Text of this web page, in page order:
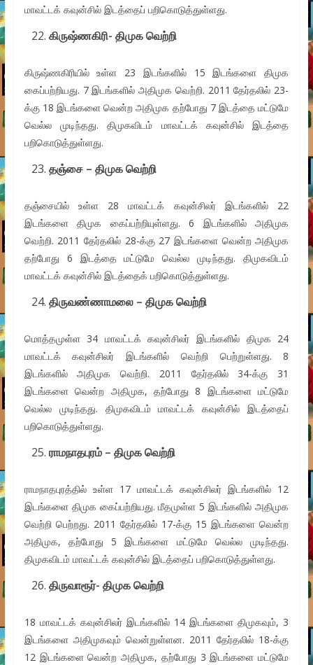
மாவட்டக் கவுன்சில் இடத்தைப் பறிகொடுத்துள்ளது.
கிருஷ்ணகிரி- திமுக வெற்றி
கிருஷ்ணகிரியில் உள்ள 23 இடங்களில் 15 இடங்களை திமுக
கைப்பற்றியது. 7 இடங்களில் அதிமுக வெற்றி. 2011 தேர்தலில் 23-
க்கு 18 இடங்களை வென்ற அதிமுக தற்போது 7 இடத்தை மட்டுமே
வெல்ல முடிந்தது. திமுகவிடம் மாவட்டக் கவுன்சில் இடத்தை
பறிகொடுத்துள்ளது.
தஞ்சை – திமுக வெற்றி
தஞ்சையில் உள்ள 28 மாவட்டக் கவுன்சிலர் இடங்களில் 22
இடங்களை திமுக கைப்பற்றியுள்ளது. 6 இடங்களில் அதிமுக
வெற்றி. 2011 தேர்தலில் 28-க்கு 27 இடங்களை வென்ற அதிமுக
தற்போது 6 இடத்தை மட்டுமே வெல்ல முடிந்தது. திமுகவிடம்
மாவட்டக் கவுன்சில் இடத்தைக் பறிகொடுத்துள்ளது.
திருவண்ணாமலை – திமுக வெற்றி
மொத்தமுள்ள 34 மாவட்டக் கவுன்சிலர் இடங்களில் திமுக 24
மாவட்டக் கவுன்சிலர் இடங்களில் வெற்றி பெற்றுள்ளது. 8
இடங்களில் அதிமுக வெற்றி. 2011 தேர்தலில் 34-க்கு 31
இடங்களை வென்ற அதிமுக, தற்போது 8 இடங்களை மட்டுமே
வெல்ல முடிந்தது. திமுகவிடம் மாவட்டக் கவுன்சில் இடத்தைப்
பறிகொடுத்துள்ளது.
ராமநாதபுரம் – திமுக வெற்றி
ராமநாதபுரத்தில் உள்ள 17 மாவட்டக் கவுன்சிலர் இடங்களில் 12
இடங்களை திமுக கைப்பற்றியது. மீதமுள்ள 5 இடங்களில் அதிமுக
வெற்றி பெற்றது. 2011 தேர்தலில் 17-க்கு 15 இடங்களை வென்ற
அதிமுக, தற்போது 5 இடங்களை மட்டுமே வெல்ல முடிந்தது.
திமுகவிடம் மாவட்டக் கவுன்சில் இடத்தைப் பறிகொடுத்துள்ளது.
திருவாரூர்- திமுக வெற்றி
18 மாவட்டக் கவுன்சிலர் இடங்களில் 14 இடங்களை திமுகவும், 3
இடங்களை அதிமுகவும் வென்றுள்ளன. 2011 தேர்தலில் 18-க்கு
12 இடங்களை வென்ற அதிமுக, தற்போது 3 இடங்களை மட்டுமே